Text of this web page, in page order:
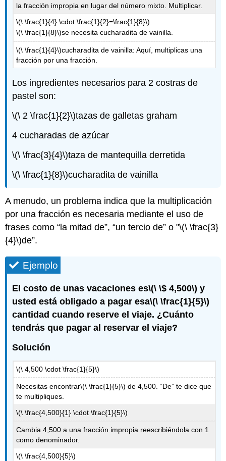
la fracción impropia en lugar del número mixto. Multiplicar.
\(\ \frac{1}{4} \cdot \frac{1}{2}=\frac{1}{8}\)
\(\ \frac{1}{8}\)se necesita cucharadita de vainilla.
\(\ \frac{1}{4}\)cucharadita de vainilla: Aquí, multiplicas una
fracción por una fracción.
Los ingredientes necesarios para 2 costras de
pastel son:
\(\ 2 \frac{1}{2}\)tazas de galletas graham
4 cucharadas de azúcar
\(\ \frac{3}{4}\)taza de mantequilla derretida
\(\ \frac{1}{8}\)cucharadita de vainilla
A menudo, un problema indica que la multiplicación
por una fracción es necesaria mediante el uso de
frases como “la mitad de”, “un tercio de” o "\(\ \frac{3}
{4}\)de”.
Ejemplo
El costo de unas vacaciones es\(\ \$ 4,500\) y
usted está obligado a pagar esa\(\ \frac{1}{5}\)
cantidad cuando reserve el viaje. ¿Cuánto
tendrás que pagar al reservar el viaje?
Solución
\(\ 4,500 \cdot \frac{1}{5}\)
Necesitas encontrar\(\ \frac{1}{5}\) de 4,500. “De” te dice que
te multipliques.
\(\ \frac{4,500}{1} \cdot \frac{1}{5}\)
Cambia 4,500 a una fracción impropia reescribiéndola con 1
como denominador.
\(\ \frac{4,500}{5}\)